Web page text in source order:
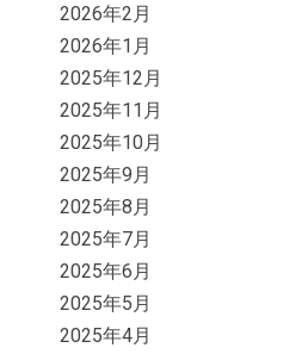
2026年2月
2026年1月
2025年12月
2025年11月
2025年10月
2025年9月
2025年8月
2025年7月
2025年6月
2025年5月
2025年4月